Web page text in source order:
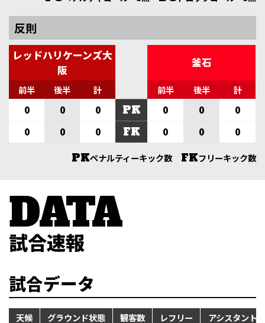
反則
レッドハリケーンズ大
阪
釜石
前半 後半 計 前半 後半 計
0 0 0 PK 0 0
0
0
0 0 FK 0 0 0
PKペナルティーキック数 FKフリーキック数
試合速報
試合データ
天候 グラウンド状態 観客数 レフリー アシスタント